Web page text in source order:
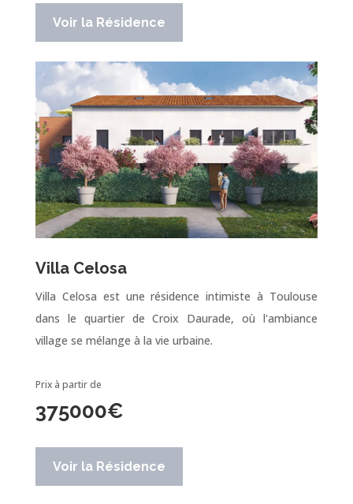
Voir la Résidence
Villa Celosa
Villa Celosa est une résidence intimiste à Toulouse
dans le quartier de Croix Daurade, où l'ambiance
village se mélange à la vie urbaine.
Prix à partir de
375000€
Voir la Résidence